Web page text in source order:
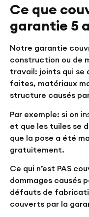
Ce que
garantie 5
Notre garantie
construction ou de
travail: joints qui se
faites, matériaux
structure causés
Par exemple: si on
et que les tuiles se
que la pose a été
gratuitement.
Ce qui n’est PAS
dommages causés
défauts de
couverts par la